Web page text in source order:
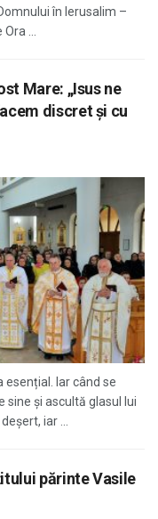
în Ierusalim –
...
Mare: „Isus ne
discret și cu
esențial. Iar când se
sine și ascultă glasul lui
iar ...
părinte Vasile